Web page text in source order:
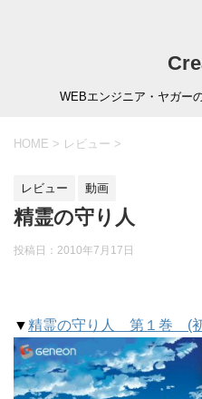
WEBエンジニア・ヤガー
HOME > レビュー >
レビュー 動画
精霊の守り人
投稿日： 2010年7月17日
▼精霊の守り人 第１巻 (初